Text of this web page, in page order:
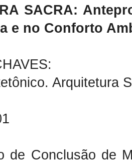
SACRA:
e no Conforto
Arquitetura
de Conclusão de